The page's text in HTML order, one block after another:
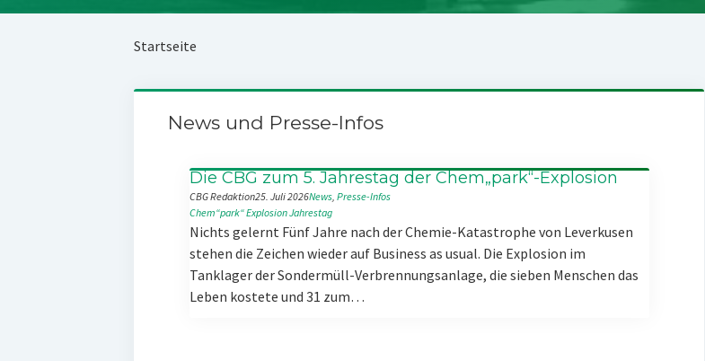
Startseite
News und Presse-Infos
Die CBG zum 5. Jahrestag der Chem„park“-Explosion
CBG Redaktion25. Juli 2026News, Presse-Infos
Chem“park“ExplosionJahrestag
Nichts gelernt Fünf Jahre nach der Chemie-Katastrophe von Leverkusen
stehen die Zeichen wieder auf Business as usual. Die Explosion im
Tanklager der Sondermüll-Verbrennungsanlage, die sieben Menschen das
Leben kostete und 31 zum…